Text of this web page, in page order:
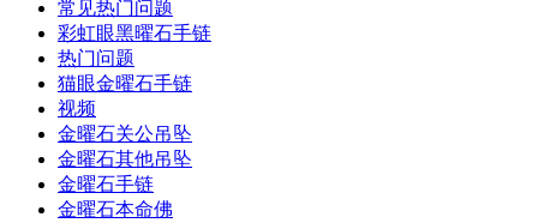
常见热门问题
彩虹眼黑曜石手链
热门问题
猫眼金曜石手链
视频
金曜石关公吊坠
金曜石其他吊坠
金曜石手链
金曜石本命佛